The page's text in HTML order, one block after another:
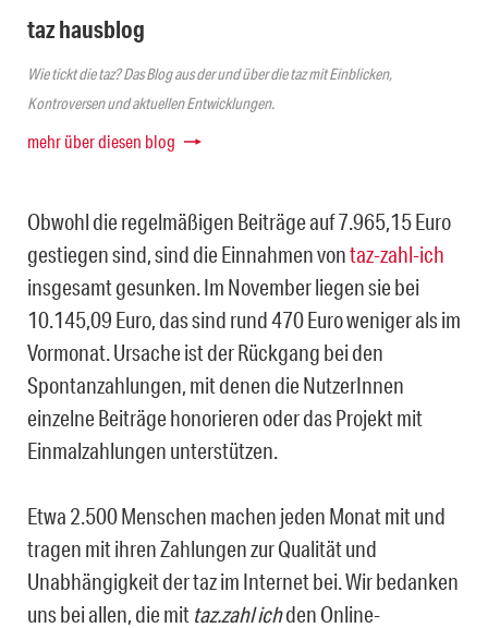
taz hausblog
Wie tickt die taz? Das Blog aus der und über die taz mit Einblicken,
Kontroversen und aktuellen Entwicklungen.
mehr über diesen blog
Obwohl die regelmäßigen Beiträge auf 7.965,15 Euro
gestiegen sind, sind die Einnahmen vontaz-zahl-ich
insgesamt gesunken. Im November liegen sie bei
10.145,09 Euro, das sind rund 470 Euro weniger als im
Vormonat. Ursache ist der Rückgang bei den
Spontanzahlungen, mit denen die NutzerInnen
einzelne Beiträge honorieren oder das Projekt mit
Einmalzahlungen unterstützen.
Etwa 2.500 Menschen machen jeden Monat mit und
tragen mit ihren Zahlungen zur Qualität und
Unabhängigkeit der taz im Internet bei. Wir bedanken
uns bei allen, die mit taz.zahl ichden Online-